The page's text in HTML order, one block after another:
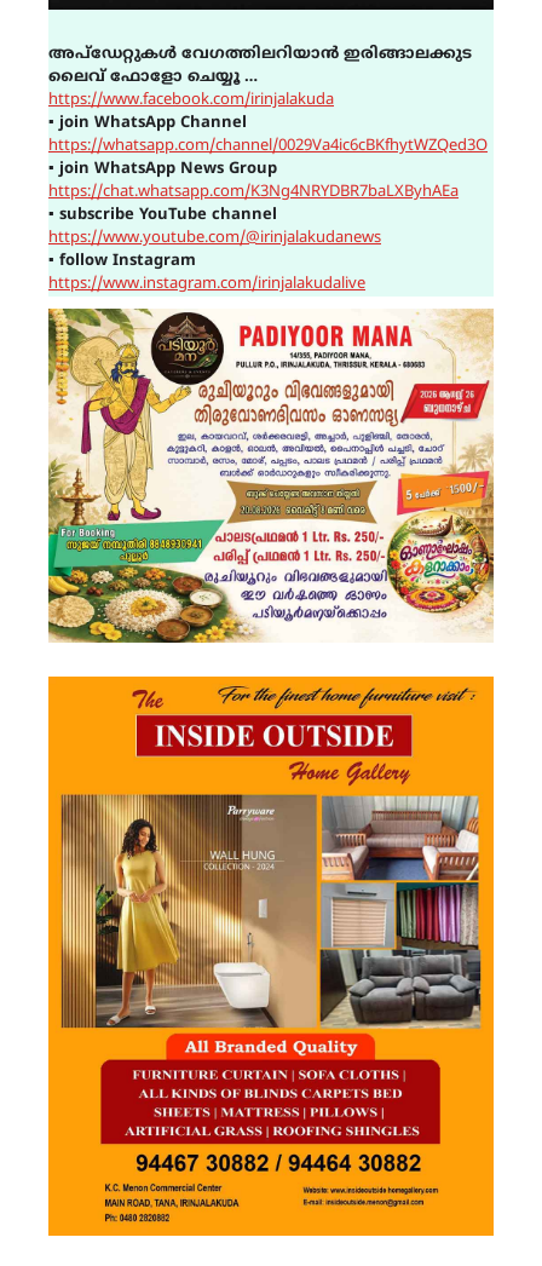
അപ്ഡേറ്റുകൾ വേഗത്തിലറിയാൻ ഇരിങ്ങാലക്കുട
ലൈവ് ഫോളോ ചെയ്യൂ …
https://www.facebook.com/irinjalakuda
▪ join WhatsApp Channel
https://whatsapp.com/channel/0029Va4ic6cBKfhytWZQed3O
▪ join WhatsApp News Group
https://chat.whatsapp.com/K3Ng4NRYDBR7baLXByhAEa
▪ subscribe YouTube channel
https://www.youtube.com/@irinjalakudanews
▪ follow Instagram
https://www.instagram.com/irinjalakudalive